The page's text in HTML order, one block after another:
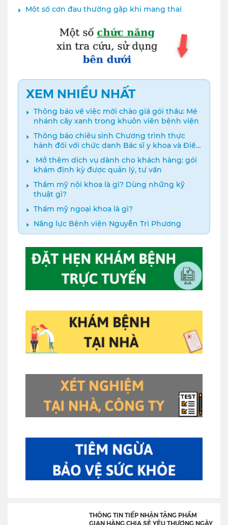
Một số cơn đau thường gặp khi mang thai
XEM NHIỀU NHẤT
Thông báo về việc mời chào giá gói thầu: Mé
nhánh cây xanh trong khuôn viên bệnh viện
Thông báo chiêu sinh Chương trình thực
hành đối với chức danh Bác sĩ y khoa và Điều
dưỡng năm 2024
️ Mở thêm dịch vụ dành cho khách hàng: gói
khám định kỳ được quản lý, tư vấn
Thẩm mỹ nội khoa là gì? Dùng những kỹ
thuật gì?
Thẩm mỹ ngoại khoa là gì?
Năng lực Bệnh viện Nguyễn Tri Phương
THÔNG TIN TIẾP NHẬN TẶNG PHẨM
GIAN HÀNG CHIA SẺ YÊU THƯƠNG NGÀY